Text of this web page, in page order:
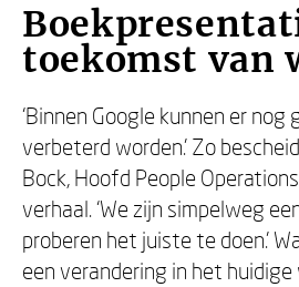
toekomst van
‘Binnen Google kunnen er nog
verbeterd worden.’ Zo
Bock, Hoofd People
verhaal. ‘We zijn simpelweg
proberen het juiste te doen.’
een verandering in het